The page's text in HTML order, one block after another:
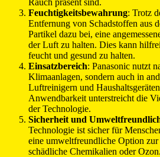
Feuchtigkeitsbewahrung: Trotz
Entfernung von Schadstoffen aus
Partikel dazu bei, eine
der Luft zu halten. Dies kann
feucht und gesund zu halten.
Einsatzbereich: Panasonic nutzt
Klimaanlagen, sondern auch in
Luftreinigern und
Anwendbarkeit unterstreicht die
der Technologie.
Sicherheit und
Technologie ist sicher für
eine umweltfreundliche Option
schädliche Chemikalien oder Ozon.